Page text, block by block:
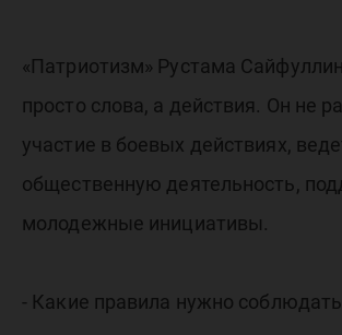
«Патриотизм» Рустама
просто слова, а действия. Он не
участие в боевых действиях,
общественную деятельность,
молодежные инициативы.
- Какие правила нужно